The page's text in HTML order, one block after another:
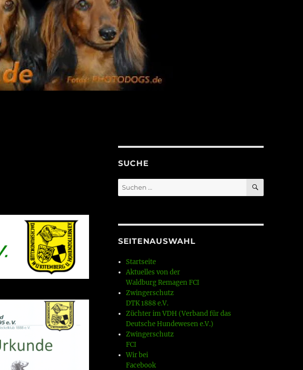
SUCHE
Suchen
nach:
SUCHEN
SEITENAUSWAHL
Startseite
Aktuelles von der
Waldburg Remagen FCI
Zwingerschutz
DTK 1888 e.V.
Züchter im VDH (Verband für das
Deutsche Hundewesen e.V.)
Zwingerschutz
FCI
Wir bei
Facebook